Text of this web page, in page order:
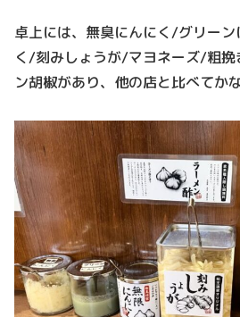
卓上には、無臭にんにく/グリー
く/刻みしょうが/マヨネーズ/粗
ン胡椒があり、他の店と比べてか